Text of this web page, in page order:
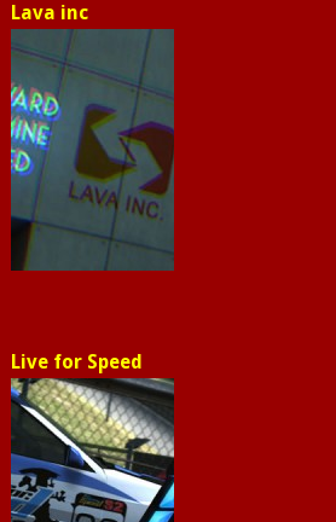
Lava inc
Live for Speed